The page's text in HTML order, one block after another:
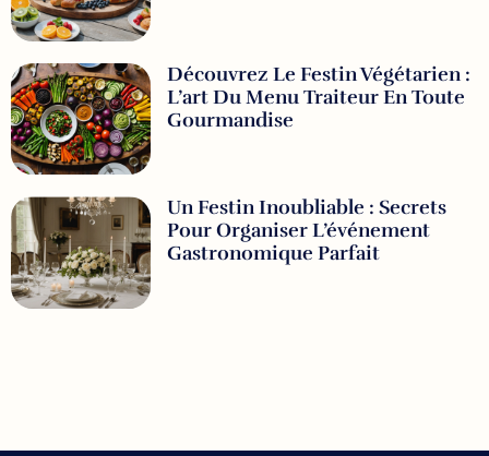
Découvrez Le Festin Végétarien :
L’art Du Menu Traiteur En Toute
Gourmandise
Un Festin Inoubliable : Secrets
Pour Organiser L’événement
Gastronomique Parfait